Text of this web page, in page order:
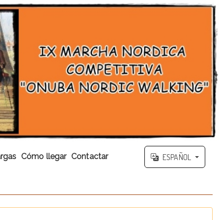
Cómo llegar Contactar ESPAÑOL